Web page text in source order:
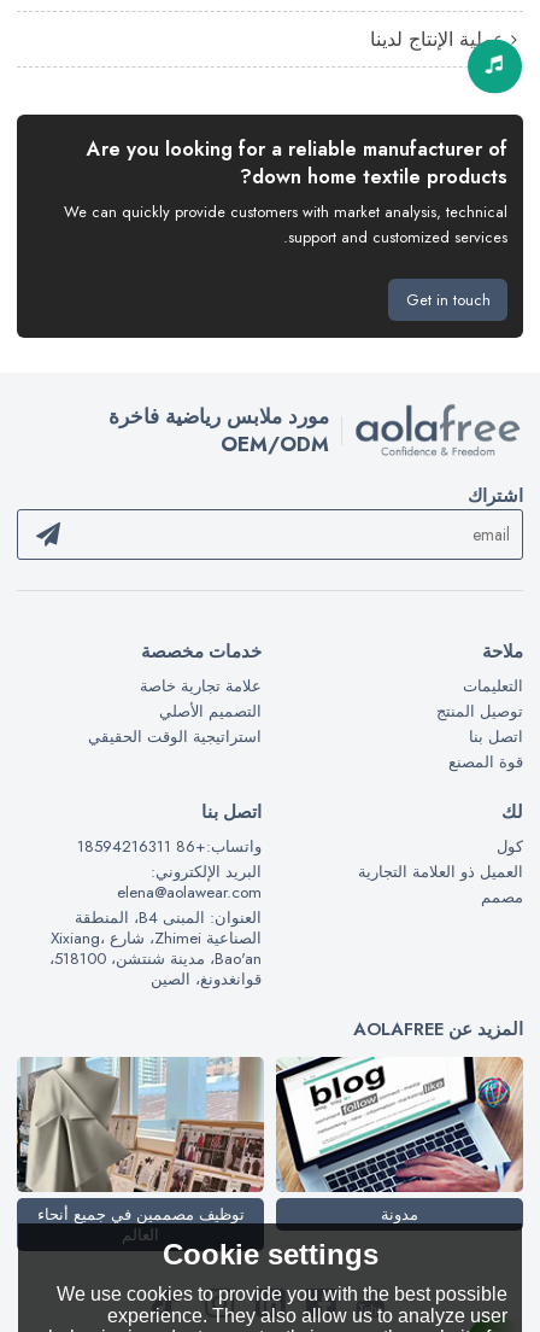
عملية الإنتاج لدينا
Are you looking for a reliable manufacturer of
down home textile products?
We can quickly provide customers with market analysis, technical
support and customized services.
Get in touch
مورد ملابس رياضية فاخرة
OEM/ODM
اشتراك
ملاحة
التعليمات
توصيل المنتج
اتصل بنا
قوة المصنع
خدمات مخصصة
علامة تجارية خاصة
التصميم الأصلي
استراتيجية الوقت الحقيقي
لك
كول
العميل ذو العلامة التجارية
مصمم
اتصل بنا
واتساب:+86 18594216311
البريد الإلكتروني:
elena@aolawear.com
العنوان: المبنى B4، المنطقة
الصناعية Zhimei، شارع Xixiang،
Bao'an، مدينة شنتشن، 518100،
قوانغدونغ، الصين
المزيد عن AOLAFREE
مدونة
توظيف مصممين في جميع أنحاء
العالم
Cookie settings
We use cookies to provide you with the best possible
experience. They also allow us to analyze user